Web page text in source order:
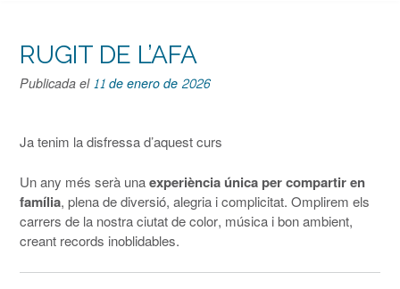
RUGIT DE L’AFA
Publicada el11 de enero de 2026
Ja tenim la disfressa d’aquest curs
Un any més serà unaexperiència única per compartir en
família, plena de diversió, alegria i complicitat. Omplirem els
carrers de la nostra ciutat de color, música i bon ambient,
creant records inoblidables.